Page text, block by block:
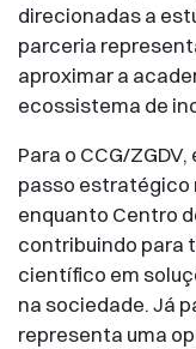
direcionadas a
parceria
aproximar a
ecossistema de
Para o CCG/
passo estratégico
enquanto Centro
contribuindo para
científico em
na sociedade. Já
representa uma